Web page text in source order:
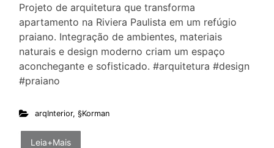
Projeto de arquitetura que transforma
apartamento na Riviera Paulista em um refúgio
praiano. Integração de ambientes, materiais
naturais e design moderno criam um espaço
aconchegante e sofisticado. #arquitetura #design
#praiano
arqInterior, §Korman
Leia+Mais